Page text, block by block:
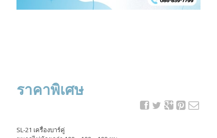
ราคาพิเศษ
SL-21 เครื่องบาร์คู่